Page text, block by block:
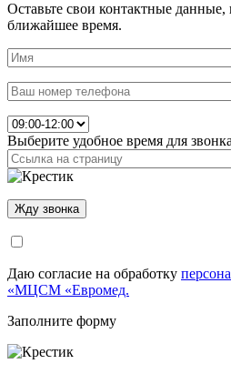
Оставьте свои контактные
ближайшее время.
Выберите удобное время для звонка
Даю согласие на обработку
«МЦСМ «Евромед.
Заполните форму